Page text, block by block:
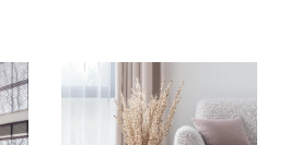
d’une maison ou
biens immobiliers, nos
offrent un